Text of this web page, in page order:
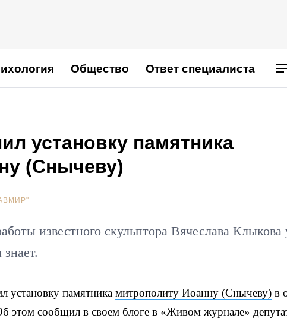
Общество Ответ специалиста
установку памятника
(Снычеву)
известного скульптора Вячеслава Клыкова
памятника митрополиту Иоанну (Снычеву) в
этом сообщил в своем блоге в «Живом журнале»